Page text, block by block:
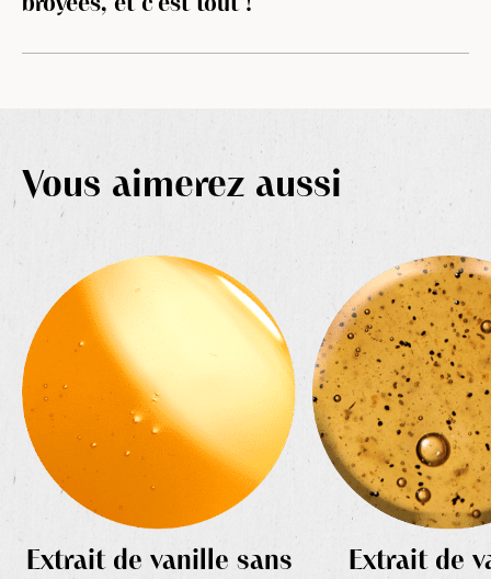
Vous aimerez aussi
Extrait de vanille sans
Extrait de